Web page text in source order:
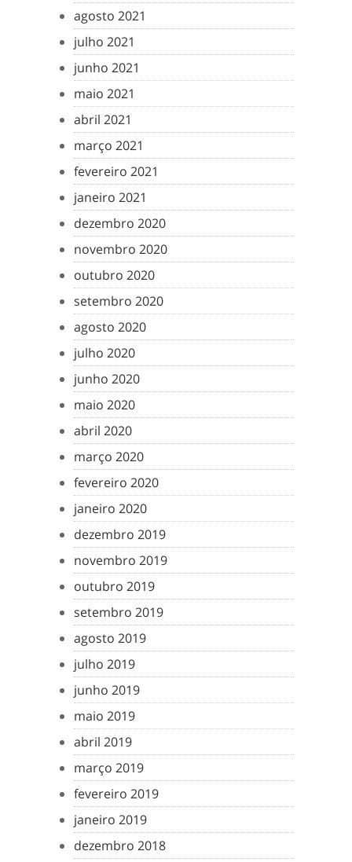
agosto 2021
julho 2021
junho 2021
maio 2021
abril 2021
março 2021
fevereiro 2021
janeiro 2021
dezembro 2020
novembro 2020
outubro 2020
setembro 2020
agosto 2020
julho 2020
junho 2020
maio 2020
abril 2020
março 2020
fevereiro 2020
janeiro 2020
dezembro 2019
novembro 2019
outubro 2019
setembro 2019
agosto 2019
julho 2019
junho 2019
maio 2019
abril 2019
março 2019
fevereiro 2019
janeiro 2019
dezembro 2018